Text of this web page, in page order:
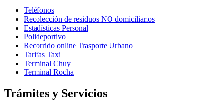
Teléfonos
Recolección de residuos NO domiciliarios
Estadísticas Personal
Polideportivo
Recorrido online Trasporte Urbano
Tarifas Taxi
Terminal Chuy
Terminal Rocha
Trámites y Servicios